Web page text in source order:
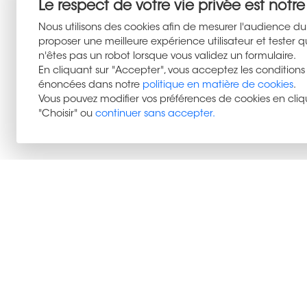
Le respect de votre vie privée est
Nous utilisons des cookies afin de mesurer l'audience du
proposer une meilleure expérience utilisateur et tester
n'êtes pas un robot lorsque vous validez un formulaire.
En cliquant sur "Accepter", vous acceptez les conditions
énoncées dans notre politique en matière de cookies.
Vous pouvez modifier vos préférences de cookies en
"Choisir" ou continuer sans accepter.
Quelques milliers d'euros d'écart sur
importantes sur le délai de vente, le
Chez PRIMO Dunkerque, nous utilisons
nous les complétons toujours par une
remplace la connaissance du terrain.